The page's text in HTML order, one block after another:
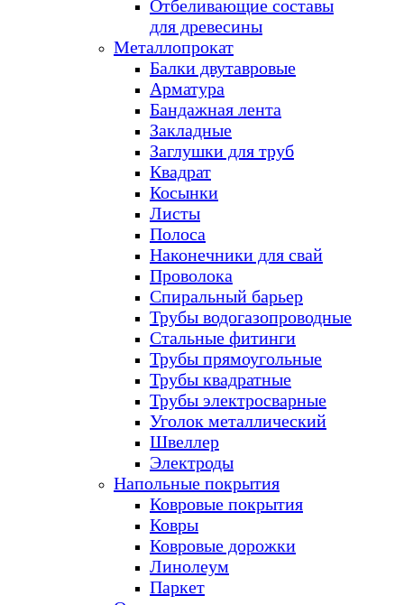
Отбеливающие составы
для древесины
Металлопрокат
Балки двутавровые
Арматура
Бандажная лента
Закладные
Заглушки для труб
Квадрат
Косынки
Листы
Полоса
Наконечники для свай
Проволока
Спиральный барьер
Трубы водогазопроводные
Стальные фитинги
Трубы прямоугольные
Трубы квадратные
Трубы электросварные
Уголок металлический
Швеллер
Электроды
Напольные покрытия
Ковровые покрытия
Ковры
Ковровые дорожки
Линолеум
Паркет